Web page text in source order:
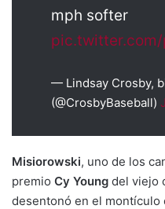
mph softer
pic.twitter.com/
— Lindsay Crosby,
(@CrosbyBaseball)
Misiorowski, uno de los
premio Cy Young del viejo
desentonó en el montículo